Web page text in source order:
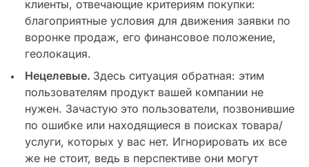
клиенты, отвечающие критериям покупки:
благоприятные условия для движения заявки по
воронке продаж, его финансовое положение,
геолокация.
Нецелевые. Здесь ситуация обратная: этим
пользователям продукт вашей компании не
нужен. Зачастую это пользователи, позвонившие
по ошибке или находящиеся в поисках товара/
услуги, которых у вас нет. Игнорировать их все
же не стоит, ведь в перспективе они могут